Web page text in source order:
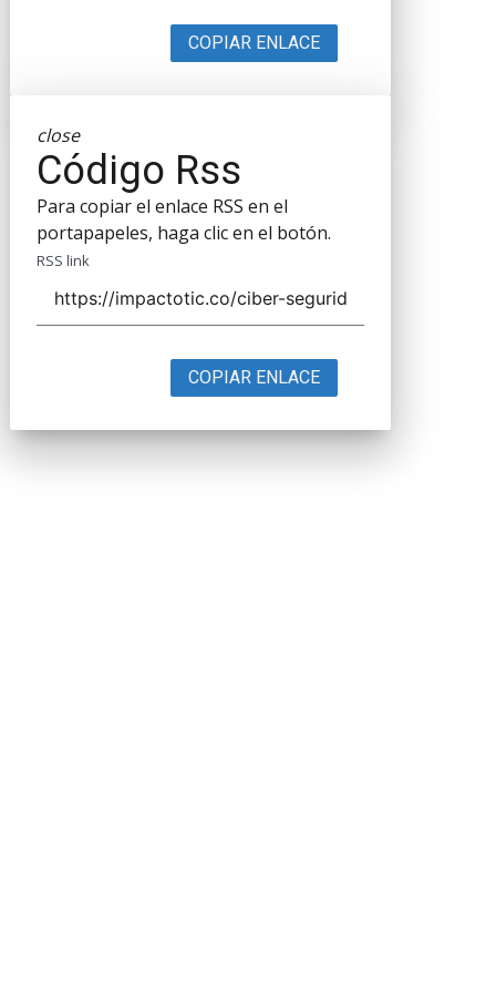
COPIAR ENLACE
close
Código Rss
Para copiar el enlace RSS en el
portapapeles, haga clic en el botón.
RSS link
COPIAR ENLACE